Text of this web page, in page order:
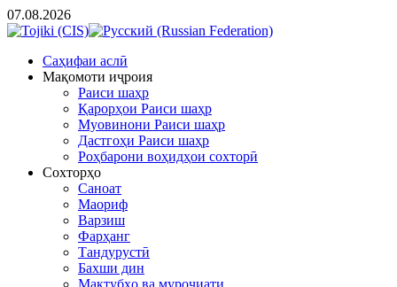
07.08.2026
Cаҳифаи аслӣ
Мақомоти иҷроия
Раиси шаҳр
Қарорҳои Раиси шаҳр
Муовинони Раиси шаҳр
Дастгоҳи Раиси шаҳр
Роҳбарони воҳидҳои сохторӣ
Сохторҳо
Саноат
Маориф
Варзиш
Фарҳанг
Тандурустӣ
Бахши дин
Мактубҳо ва муроҷиати